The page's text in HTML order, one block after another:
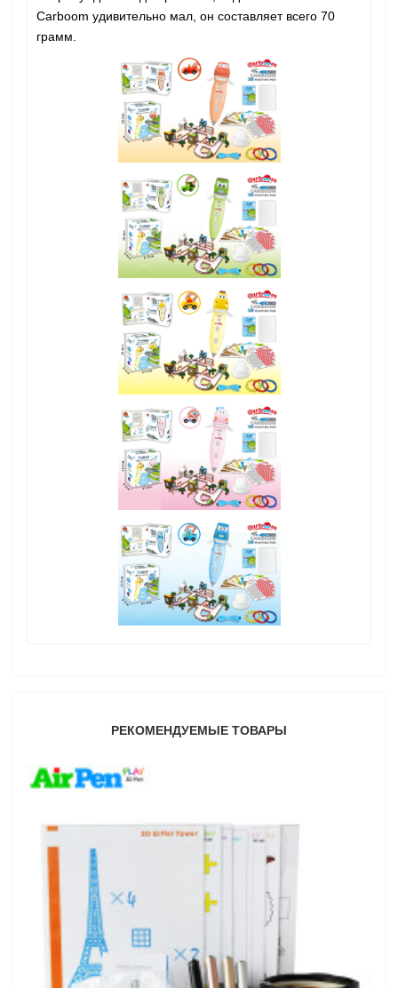
Сarboom удивительно мал, он составляет всего 70
грамм.
РЕКОМЕНДУЕМЫЕ ТОВАРЫ